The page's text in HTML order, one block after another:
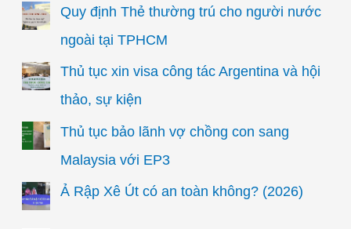
Quy định Thẻ thường trú cho người nước
ngoài tại TPHCM
Thủ tục xin visa công tác Argentina và hội
thảo, sự kiện
Thủ tục bảo lãnh vợ chồng con sang
Malaysia với EP3
Ả Rập Xê Út có an toàn không? (2026)